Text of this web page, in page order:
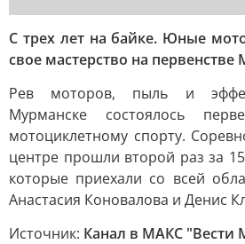
С трех лет на байке. Юные
свое мастерство на первенстве
Рев моторов, пыль и
Мурманске состоялось
мотоциклетному спорту.
центре прошли второй раз за
которые приехали со всей
Анастасия Коновалова и Денис
Источник: Канал в МАКС "Вести